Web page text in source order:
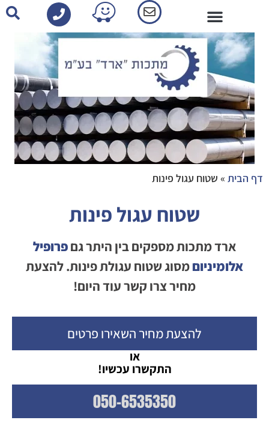
דף הבית » שטוח עגול פינות
שטוח עגול פינות
ארד מתכות מספקים בין היתר גםפרופיל
אלומיניוםמסוג שטוח עגולת פינות. להצעת
מחיר צרו קשר עוד היום!
להצעת מחיר השאירו פרטים
או
התקשרו עכשיו!
050-6535350